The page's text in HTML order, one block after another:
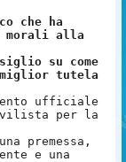
che ha
morali alla
su come
miglior tutela
ufficiale
per la
premessa,
e una